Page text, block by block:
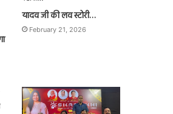
यादव जी की लव स्टोरी…
February 21, 2026